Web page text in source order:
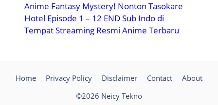
Anime Fantasy Mystery! Nonton Tasokare
Hotel Episode 1 – 12 END Sub Indo di
Tempat Streaming Resmi Anime Terbaru
Home Privacy Policy Disclaimer Contact
About
©2026 Neicy Tekno